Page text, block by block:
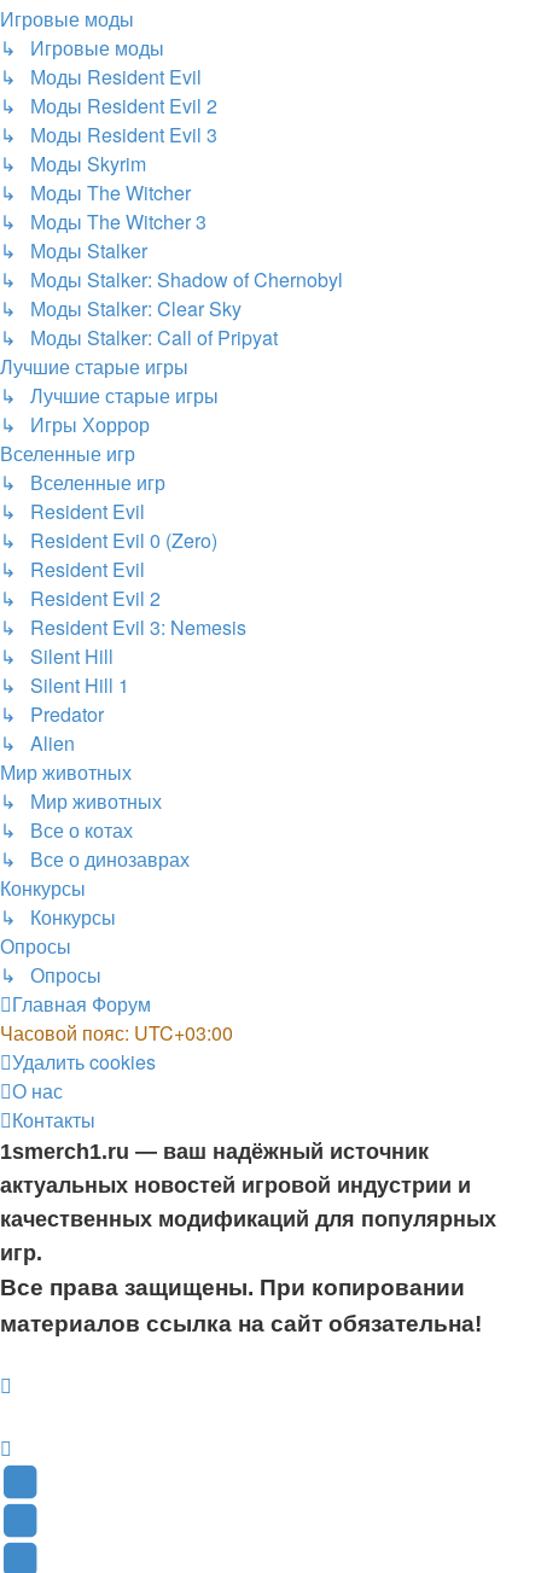
Игровые моды
↳ Игровые моды
↳ Моды Resident Evil
↳ Моды Resident Evil 2
↳ Моды Resident Evil 3
↳ Моды Skyrim
↳ Моды The Witcher
↳ Моды The Witcher 3
↳ Моды Stalker
↳ Моды Stalker: Shadow of Chernobyl
↳ Моды Stalker: Clear Sky
↳ Моды Stalker: Call of Pripyat
Лучшие старые игры
↳ Лучшие старые игры
↳ Игры Хоррор
Вселенные игр
↳ Вселенные игр
↳ Resident Evil
↳ Resident Evil 0 (Zero)
↳ Resident Evil
↳ Resident Evil 2
↳ Resident Evil 3: Nemesis
↳ Silent Hill
↳ Silent Hill 1
↳ Predator
↳ Alien
Мир животных
↳ Мир животных
↳ Все о котах
↳ Все о динозаврах
Конкурсы
↳ Конкурсы
Опросы
↳ Опросы
Главная Форум
Часовой пояс: UTC+03:00
Удалить cookies
О нас
Контакты
1smerch1.ru — ваш надёжный источник
актуальных новостей игровой индустрии и
качественных модификаций для популярных
игр.
Все права защищены. При копировании
материалов ссылка на сайт обязательна!